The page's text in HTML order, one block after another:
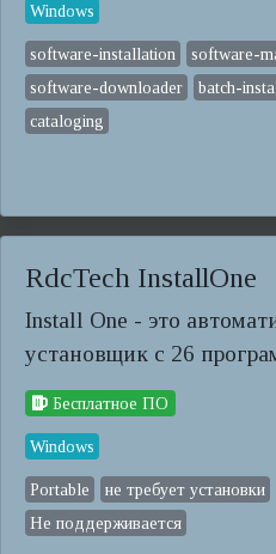
Windows
software-installation software-
software-downloader
batch-
cataloging
RdcTech InstallOne
Install One - это
установщик с 26
Бесплатное ПО
Windows
Portable не требует установки
Не поддерживается